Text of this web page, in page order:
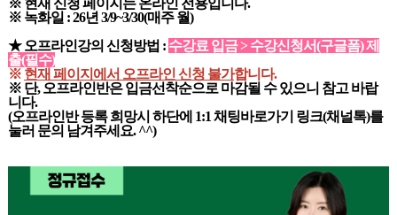
※ 현재 신청 페이지는 온라인 전용입니다.
※ 녹화일 : 26년 3/9~3/30(매주 월)
★ 오프라인강의 신청방법 : 수강료 입금 > 수강신청서(구글폼) 제
출(필수)
※ 현재 페이지에서 오프라인 신청 불가합니다.
※ 단, 오프라인반은 입금선착순으로 마감될 수 있으니 참고 바랍
니다.
(오프라인반 등록 희망시 하단에 1:1 채팅바로가기 링크(채널톡)를
눌러 문의 남겨주세요. ^^)